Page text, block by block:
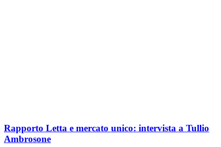
Rapporto Letta e mercato unico: intervista a Tullio
Ambrosone